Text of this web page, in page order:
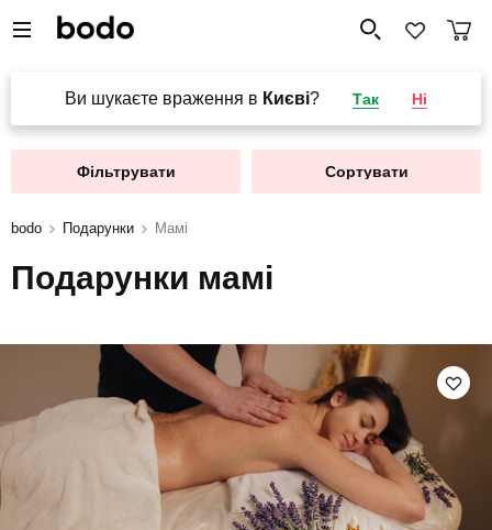
Ви шукаєте враження в Києві? Так Ні
Фільтрувати Сортувати
bodo Подарунки Мамі
Подарунки мамі